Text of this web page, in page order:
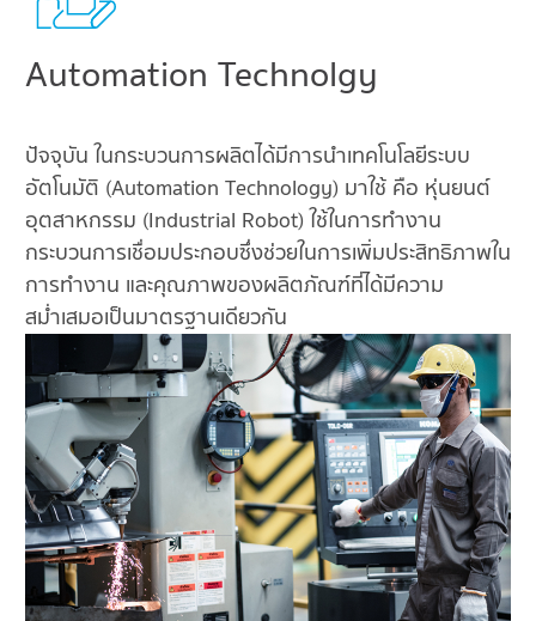
Automation Technolgy
ปัจจุบัน ในกระบวนการผลิตได้มีการนำเทคโนโลยีระบบ
อัตโนมัติ (Automation Technology) มาใช้ คือ หุ่นยนต์
อุตสาหกรรม (Industrial Robot) ใช้ในการทำงาน
กระบวนการเชื่อมประกอบซึ่งช่วยในการเพิ่มประสิทธิภาพใน
การทำงาน และคุณภาพของผลิตภัณฑ์ที่ได้มีความ
สม่ำเสมอเป็นมาตรฐานเดียวกัน